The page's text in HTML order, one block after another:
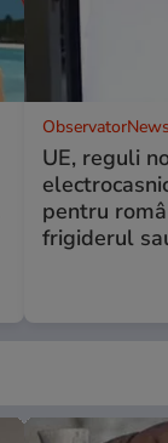
UE, reguli
pentru
frigiderul